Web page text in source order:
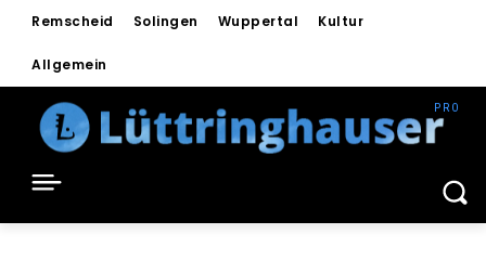
Remscheid Solingen Wuppertal Kultur
Allgemein